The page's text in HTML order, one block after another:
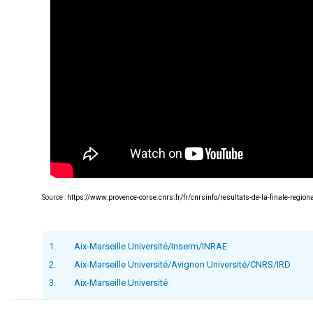
Source : https://www.provence-corse.cnrs.fr/fr/cnrsinfo/resultats-de-la-finale-
1.
Aix-Marseille Université/Inserm/INRAE
2.
Aix-Marseille Université/Avignon Université/CNRS/IRD
3.
Aix-Marseille Université